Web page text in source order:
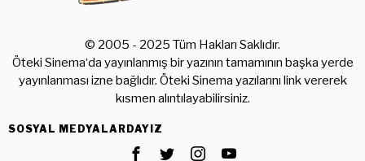
© 2005 - 2025 Tüm Hakları Saklıdır.
Öteki Sinema‘da yayınlanmış bir yazının tamamının başka yerde
yayınlanması izne bağlıdır. Öteki Sinema yazılarını link vererek
kısmen alıntılayabilirsiniz.
SOSYAL MEDYALARDAYIZ